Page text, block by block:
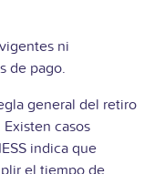
ni
de pago.
general del retiro
casos
indica que